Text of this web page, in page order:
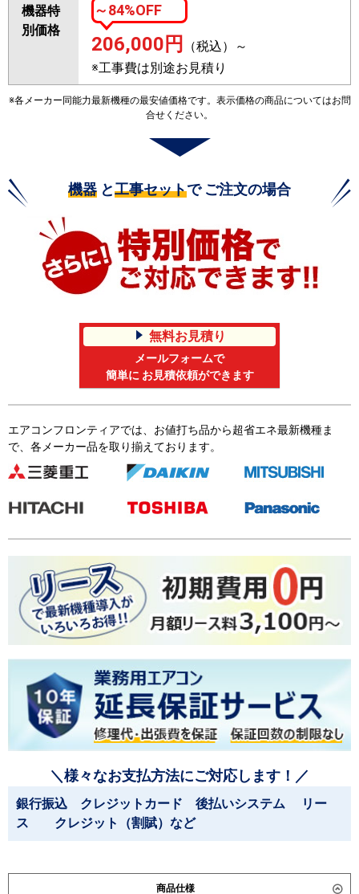
機器特
別価格
～84%OFF
206,000 円
（税込）～
※工事費は別途お見積り
※各メーカー同能力最新機種の最安値価格です。表示価格の商品についてはお問
合せください。
機器 と工事セットで ご注文の場合
無料お見積り
メールフォームで
簡単に お見積依頼ができます
エアコンフロンティアでは、お値打ち品から超省エネ最新機種ま
で、各メーカー品を取り揃えております。
＼様々なお支払方法にご対応します！／
銀行振込 クレジットカード 後払いシステム リー
ス クレジット（割賦）など
商品仕様